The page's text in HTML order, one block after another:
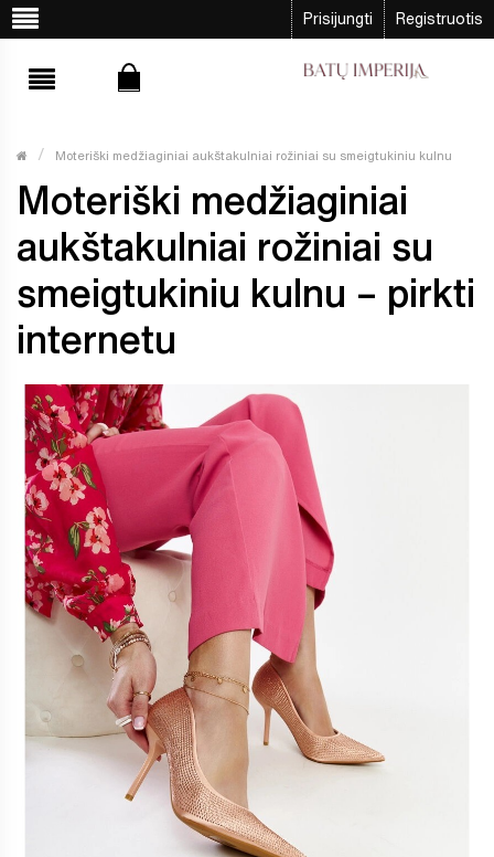
Prisijungti Registruotis
Moteriški medžiaginiai aukštakulniai rožiniai su smeigtukiniu kulnu
Moteriški medžiaginiai
aukštakulniai rožiniai su
smeigtukiniu kulnu – pirkti
internetu